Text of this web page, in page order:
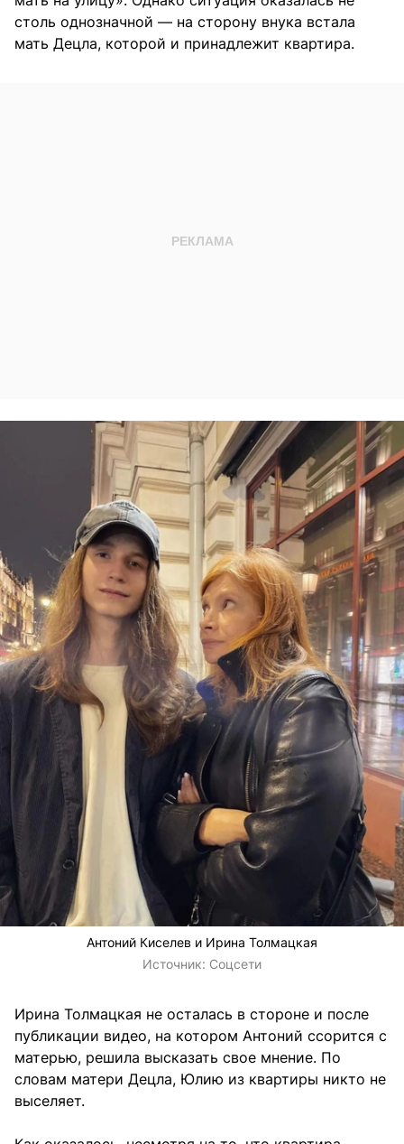
столь однозначной — на сторону внука встала
мать Децла, которой и принадлежит квартира.
Антоний Киселев и Ирина Толмацкая
Источник: Соцсети
Ирина Толмацкая не осталась в стороне и после
публикации видео, на котором Антоний ссорится с
матерью, решила высказать свое мнение. По
словам матери Децла, Юлию из квартиры никто не
выселяет.